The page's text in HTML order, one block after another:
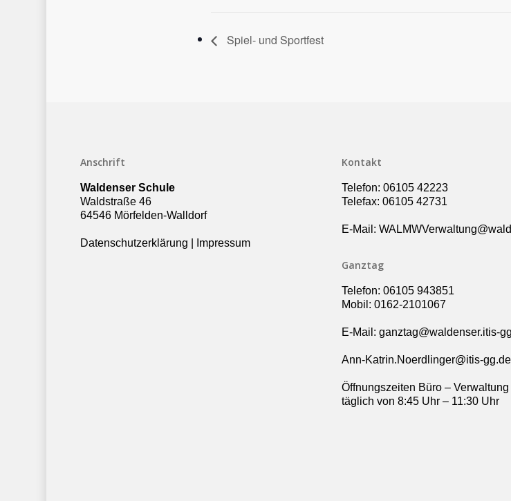
Spiel- und Sportfest
Anschrift
Waldenser Schule
Waldstraße 46
64546 Mörfelden-Walldorf
Datenschutzerklärung Impressum
Kontakt
Telefon: 06105 42223
Telefax: 06105 42731
E-Mail:
Ganztag
Telefon: 06105 943851
Mobil: 0162-2101067
E-Mail: ganztag@waldenser.itis-
Ann-Katrin.Noerdlinger@itis-gg.de
Öffnungszeiten Büro – Verwaltung
täglich von 8:45 Uhr – 11:30 Uhr